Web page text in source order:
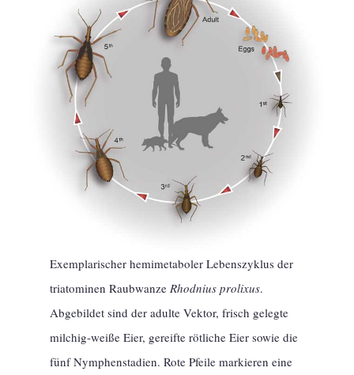
Exemplarischer hemimetaboler Lebenszyklus der
triatominen Raubwanze Rhodnius prolixus.
Abgebildet sind der adulte Vektor, frisch gelegte
milchig-weiße Eier, gereifte rötliche Eier sowie die
fünf Nymphenstadien. Rote Pfeile markieren eine